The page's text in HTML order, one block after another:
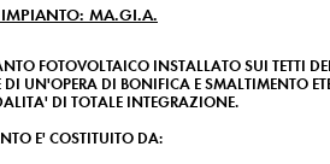
MA.GI.A.
FOTOVOLTAICO INSTALLATO SUI TETTI
DI UN'OPERA DI BONIFICA E SMALTIMENTO
DI TOTALE INTEGRAZIONE.
E' COSTITUITO DA: